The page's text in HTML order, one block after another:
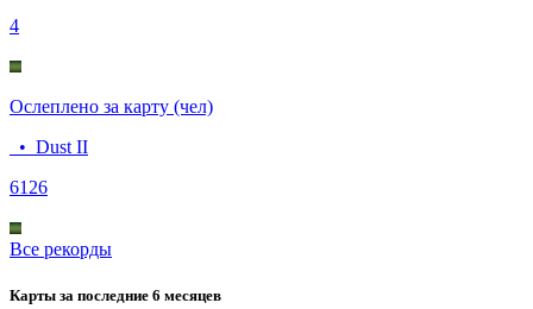
4
Ослеплено за карту (чел)
• Dust II
61 26
Все рекорды
Карты за последние 6 месяцев